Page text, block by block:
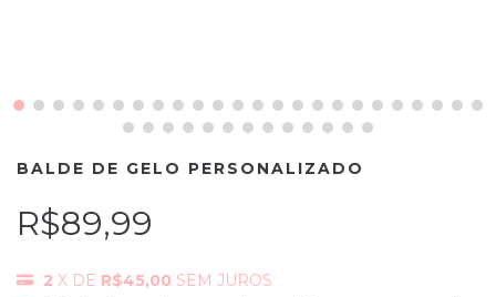
BALDE DE GELO PERSONALIZADO
R$89,99
2 X DE R$45,00 SEM JUROS